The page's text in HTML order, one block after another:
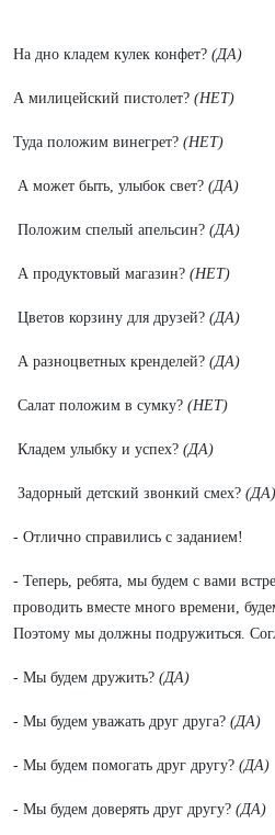
На дно кладем кулек конфет? (ДА)
А милицейский пистолет? (НЕТ)
Туда положим винегрет? (НЕТ)
А может быть, улыбок свет? (ДА)
Положим спелый апельсин? (ДА)
А продуктовый магазин? (НЕТ)
Цветов корзину для друзей? (ДА)
А разноцветных кренделей? (ДА)
Салат положим в сумку? (НЕТ)
Кладем улыбку и успех? (ДА)
Задорный детский звонкий смех? (ДА)
- Отлично справились с заданием!
- Теперь, ребята, мы будем с вами
проводить вместе много времени,
Поэтому мы должны подружиться.
- Мы будем дружить? (ДА)
- Мы будем уважать друг друга? (ДА)
- Мы будем помогать друг другу? (ДА)
- Мы будем доверять друг другу? (ДА)